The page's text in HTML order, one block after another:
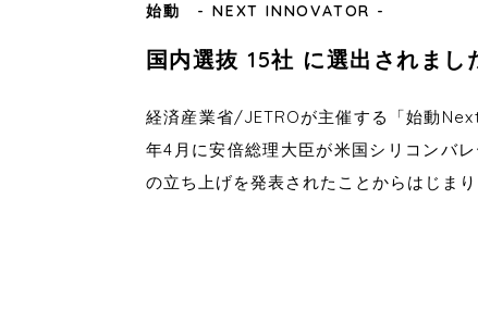
始動 - NEXT INNOVATOR -
国内選抜 15社 に選出されまし
経済産業省/JETROが主催する「始動
年4月に安倍総理大臣が米国シリコンバ
の立ち上げを発表されたことからはじま